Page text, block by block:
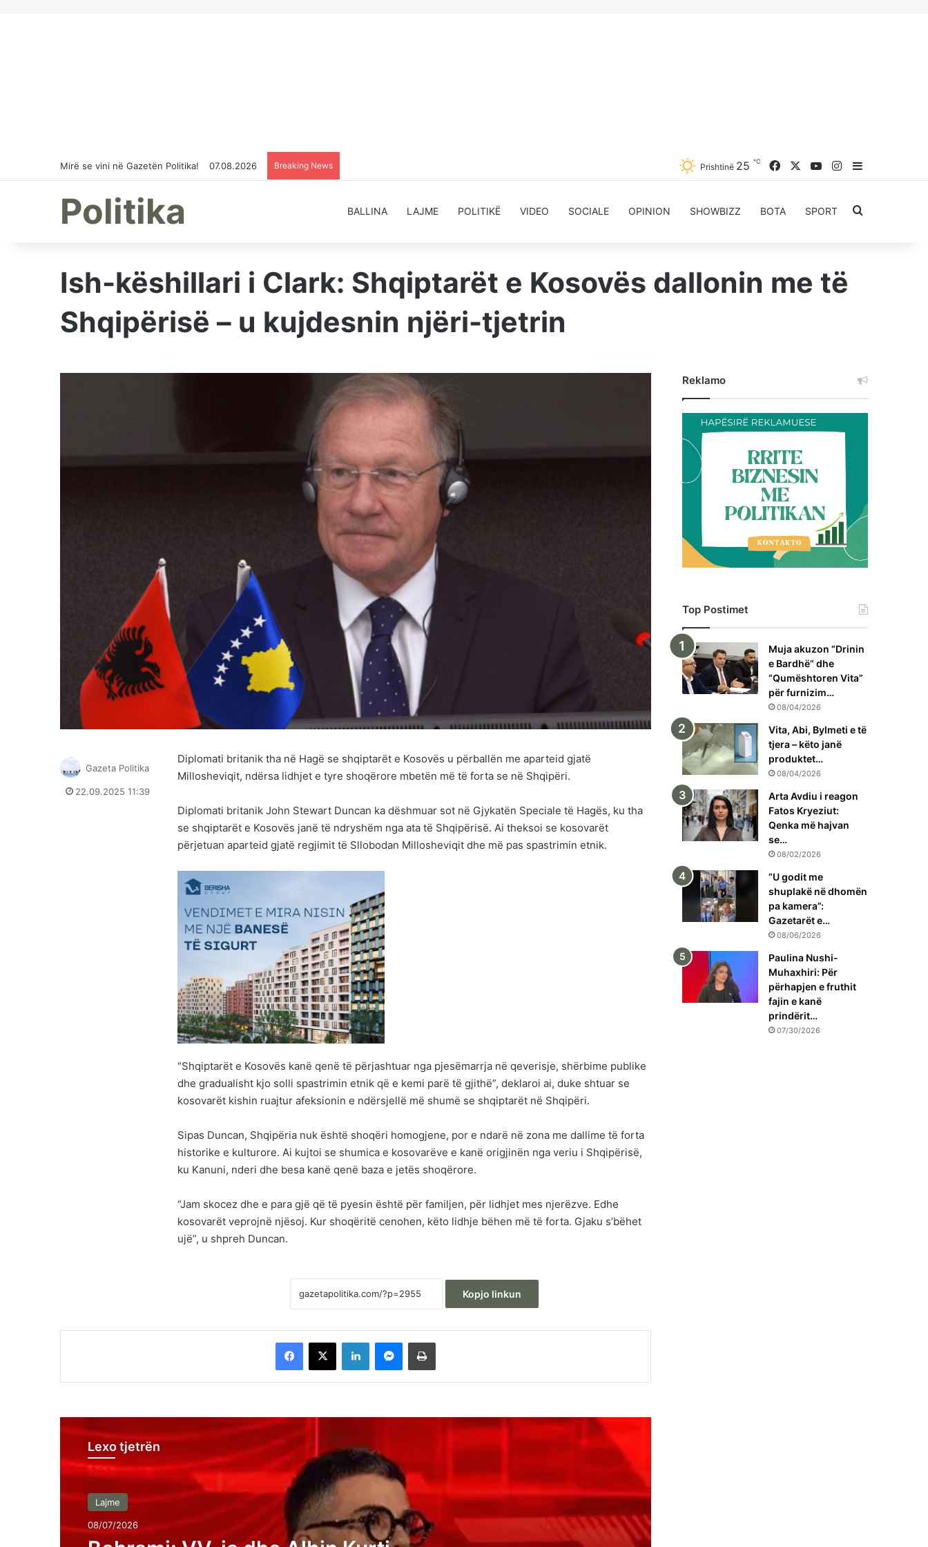
Mirë se vini në Gazetën Politika! 07.08.2026 Breaking News Prishtinë 25 ℃ FacebookYouTubeInstagram
Sidebar
Politika BALLINA LAJME POLITIKË VIDEO SOCIALE OPINION SHOWBIZZ BOTA SPORT Kërkoni
Ish-këshillari i Clark: Shqiptarët e Kosovës dallonin me të
Shqipërisë – u kujdesnin njëri-tjetrin
Diplomati britanik tha në Hagë se shqiptarët e Kosovës u përballën me aparteid gjatë
Millosheviqit, ndërsa lidhjet e tyre shoqërore mbetën më të forta se në Shqipëri.
Diplomati britanik John Stewart Duncan ka dëshmuar sot në Gjykatën Speciale të Hagës, ku tha
se shqiptarët e Kosovës janë të ndryshëm nga ata të Shqipërisë. Ai theksoi se kosovarët
përjetuan aparteid gjatë regjimit të Sllobodan Millosheviqit dhe më pas spastrimin etnik.
“Shqiptarët e Kosovës kanë qenë të përjashtuar nga pjesëmarrja në qeverisje, shërbime publike
dhe gradualisht kjo solli spastrimin etnik që e kemi parë të gjithë”, deklaroi ai, duke shtuar se
kosovarët kishin ruajtur afeksionin e ndërsjellë më shumë se shqiptarët në Shqipëri.
Sipas Duncan, Shqipëria nuk është shoqëri homogjene, por e ndarë në zona me dallime të forta
historike e kulturore. Ai kujtoi se shumica e kosovarëve e kanë origjinën nga veriu i Shqipërisë,
ku Kanuni, nderi dhe besa kanë qenë baza e jetës shoqërore.
“Jam skocez dhe e para gjë që të pyesin është për familjen, për lidhjet mes njerëzve. Edhe
kosovarët veprojnë njësoj. Kur shoqëritë cenohen, këto lidhje bëhen më të forta. Gjaku s’bëhet
ujë”, u shpreh Duncan.
Kopjo linkun
Gazeta Politika
22.09.2025 11:39
Facebook
X LinkedInMessengerPrintoje
Lexo tjetrën
Lajme
08/07/2026
Behrami: VV-ja dhe Albin Kurti janë të
bindur që qytetarët e Kosovës janë
analfabetë funksionalë
Kryeziu e VV-së: Posti i presidentit nuk
duhet t’i takojë LDK-së
Pozhari: Albin Kurti duhet t’ia japë
Reklamo
Top Postimet
Muja akuzon “Drinin
e Bardhë” dhe
“Qumështoren Vita”
për furnizim…
08/04/2026
Vita, Abi, Bylmeti e të
tjera – këto janë
produktet…
08/04/2026
Arta Avdiu i reagon
Fatos Kryeziut:
Qenka më hajvan
se…
08/02/2026
“U godit me
shuplakë në dhomën
pa kamera”:
Gazetarët e…
08/06/2026
Paulina Nushi-
Muhaxhiri: Për
përhapjen e fruthit
fajin e kanë
prindërit…
07/30/2026